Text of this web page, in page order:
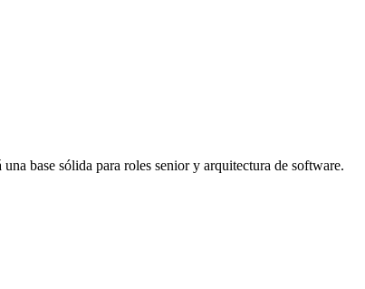
base sólida para roles senior y arquitectura de software.